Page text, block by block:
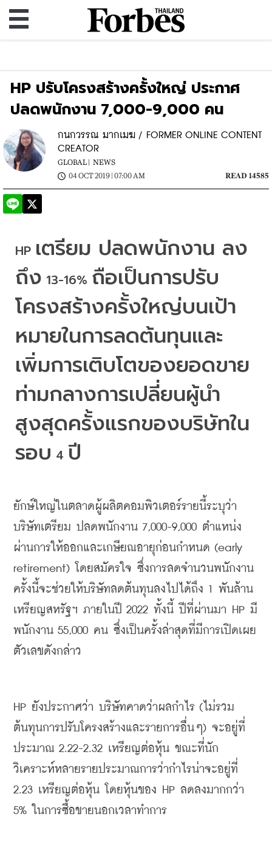
HP ปรับโครงสร้างครั้งใหญ่ ประกาศ
ปลดพนักงาน 7,000-9,000 คน
กนกวรรณ มากเมฆ / FORMER ONLINE CONTENT
CREATOR
GLOBAL |
NEWS
04 OCT 2019 | 07:00 AM
READ 14585
HP เตรียม ปลดพนักงาน ลง
ถึง 13-16% ถือเป็นการปรับ
โครงสร้างครั้งใหญ่บนเป้า
หมายในการลดต้นทุนและ
เพิ่มการเติบโตของยอดขาย
ท่ามกลางการเปลี่ยนผู้นำ
สูงสุดครั้งแรกของบริษัทใน
รอบ 4 ปี
ยักษ์ใหญ่ในตลาดผู้ผลิตคอมพิวเตอร์รายนี้ระบุว่า
บริษัทเตรียม ปลดพนักงาน 7,000-9,000 ตำแหน่ง
ผ่านการให้ออกและเกษียณอายุก่อนกำหนด (early
retirement) โดยสมัครใจ ซึ่งการลดจำนวนพนักงาน
ครั้งนี้จะช่วยให้บริษัทลดต้นทุนลงไปได้ถึง 1 พันล้าน
เหรียญสหรัฐฯ ภายในปี 2022 ทั้งนี้ ปีที่ผ่านมา HP มี
พนักงาน 55,000 คน ซึ่งเป็นครั้งล่าสุดที่มีการเปิดเผย
ตัวเลขดังกล่าว
HP ยังประกาศว่า บริษัทคาดว่าผลกำไร (ไม่รวม
ต้นทุนการปรับโครงสร้างและรายการอื่นๆ) จะอยู่ที่
ประมาณ 2.22-2.32 เหรียญต่อหุ้น ขณะที่นัก
วิเคราะห์หลายรายประมาณการว่ากำไรน่าจะอยู่ที่
2.23 เหรียญต่อหุ้น โดยหุ้นของ HP ลดลงมากกว่า
5%
ในการซื้อขายนอกเวลาทำการ